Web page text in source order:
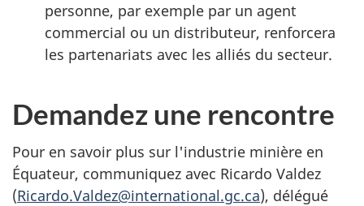
personne, par exemple par un agent
commercial ou un distributeur, renforcera
les partenariats avec les alliés du secteur.
Demandez une rencontre
Pour en savoir plus sur l'industrie minière en
Équateur, communiquez avec Ricardo Valdez
(Ricardo.Valdez@international.gc.ca), délégué